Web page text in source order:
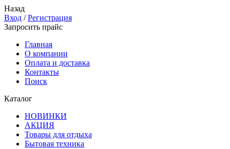
Назад
Вход /Регистрация
Запросить прайс
Главная
О компании
Оплата и доставка
Контакты
Поиск
Каталог
НОВИНКИ
АКЦИЯ
Товары для отдыха
Бытовая техника